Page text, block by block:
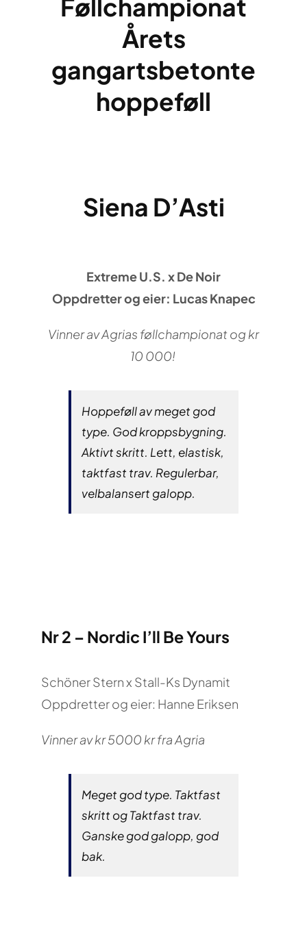
Føllchampionat
Årets
gangartsbetonte
hoppeføll
Siena D’Asti
Extreme U.S. x De Noir
Oppdretter og eier: Lucas Knapec
Vinner av Agrias føllchampionat og kr
10 000!
Hoppeføll av meget god
type. God kroppsbygning.
Aktivt skritt. Lett, elastisk,
taktfast trav. Regulerbar,
velbalansert galopp.
Nr 2 – Nordic I’ll Be Yours
Schöner Stern x Stall-Ks Dynamit
Oppdretter og eier: Hanne Eriksen
Vinner av kr 5000 kr fra Agria
Meget god type. Taktfast
skritt og Taktfast trav.
Ganske god galopp, god
bak.